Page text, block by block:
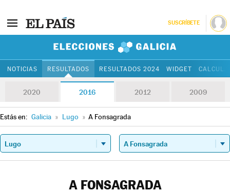
SUSCRÍBETE
NOTICIAS RESULTADOS RESULTADOS 2024 WIDGET
2020 2016 2012 2009
Estás en: Galicia » Lugo » A Fonsagrada
A FONSAGRADA